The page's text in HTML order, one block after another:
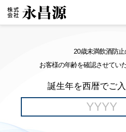
20歳未満飲酒防
お客様の年齢を確認させてい
誕生年を西暦でご